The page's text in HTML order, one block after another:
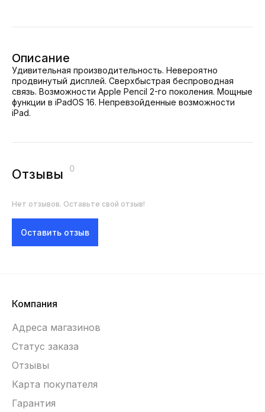
Описание
Удивительная производительность. Невероятно
продвинутый дисплей. Сверхбыстрая беспроводная
связь. Возможности Apple Pencil 2-го поколения. Мощные
функции в iPadOS 16. Непревзойденные возможности
iPad.
Отзывы 0
Нет отзывов. Оставьте свой отзыв!
Оставить отзыв
Компания
Адреса магазинов
Статус заказа
Отзывы
Карта покупателя
Гарантия